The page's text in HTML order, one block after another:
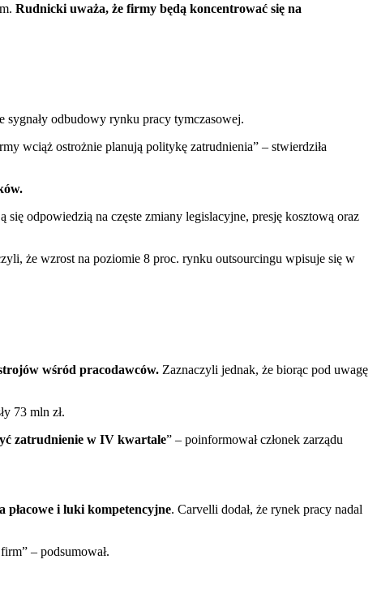
Rudnicki uważa, że firmy będą koncentrować się na
sygnały odbudowy rynku pracy tymczasowej.
wciąż ostrożnie planują politykę zatrudnienia” – stwierdziła
odpowiedzią na częste zmiany legislacyjne, presję kosztową oraz
że wzrost na poziomie 8 proc. rynku outsourcingu wpisuje się w
wśród pracodawców. Zaznaczyli jednak, że biorąc pod uwagę
73 mln zł.
zatrudnienie w IV kwartale” – poinformował członek zarządu
płacowe i luki kompetencyjne. Carvelli dodał, że rynek pracy nadal
– podsumował.